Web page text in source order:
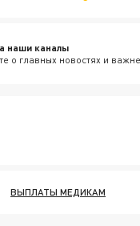
наши каналы
о главных новостях и
ВЫПЛАТЫ МЕДИКАМ